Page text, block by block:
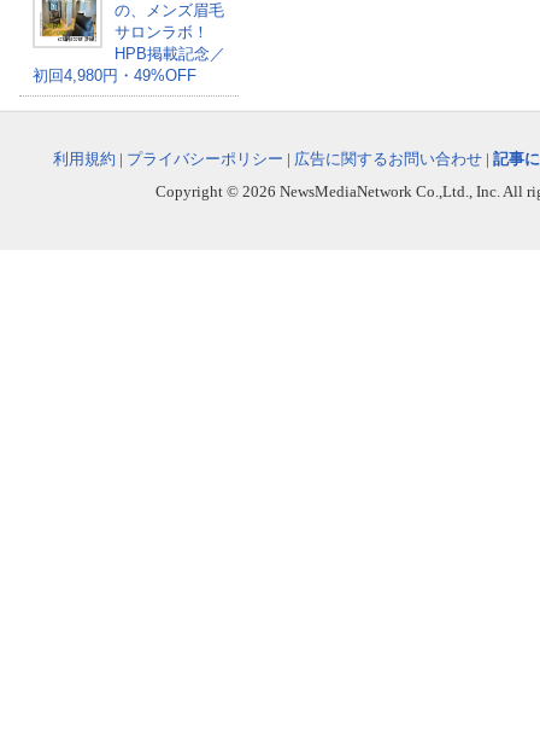
の、メンズ眉毛
サロンラボ！
HPB掲載記念／
初回4,980円・49%OFF
利用規約 | プライバシーポリシー | 広告に関するお問い合わせ | 記事
Copyright © 2026 NewsMediaNetwork Co.,Ltd., Inc. All